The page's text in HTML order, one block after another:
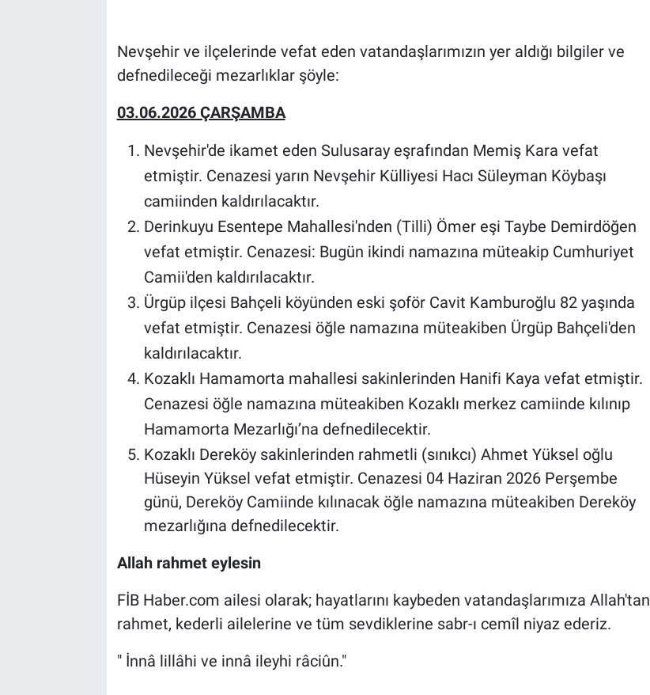
Nevşehir ve ilçelerinde vefat eden vatandaşlarımızın yer aldığı bilgiler ve
defnedileceği mezarlıklar şöyle:
03.06.2026 ÇARŞAMBA
Nevşehir'de ikamet eden Sulusaray eşrafından Memiş Kara vefat
etmiştir. Cenazesi yarın Nevşehir Külliyesi Hacı Süleyman Köybaşı
camiinden kaldırılacaktır.
Derinkuyu Esentepe Mahallesi'nden (Tilli) Ömer eşi Taybe Demirdöğen
vefat etmiştir. Cenazesi: Bugün ikindi namazına müteakip Cumhuriyet
Camii'den kaldırılacaktır.
Ürgüp ilçesi Bahçeli köyünden eski şoför Cavit Kamburoğlu 82 yaşında
vefat etmiştir. Cenazesi öğle namazına müteakiben Ürgüp Bahçeli'den
kaldırılacaktır.
Kozaklı Hamamorta mahallesi sakinlerinden Hanifi Kaya vefat etmiştir.
Cenazesi öğle namazına müteakiben Kozaklı merkez camiinde kılınıp
Hamamorta Mezarlığı’na defnedilecektir.
Kozaklı Dereköy sakinlerinden rahmetli (sınıkcı) Ahmet Yüksel oğlu
Hüseyin Yüksel vefat etmiştir. Cenazesi 04 Haziran 2026 Perşembe
günü, Dereköy Camiinde kılınacak öğle namazına müteakiben Dereköy
mezarlığına defnedilecektir.
Allah rahmet eylesin
FİB Haber.com ailesi olarak; hayatlarını kaybeden vatandaşlarımıza Allah'tan
rahmet, kederli ailelerine ve tüm sevdiklerine sabr-ı cemîl niyaz ederiz.
" İnnâ lillâhi ve innâ ileyhi râciûn."
Haberde İnsan